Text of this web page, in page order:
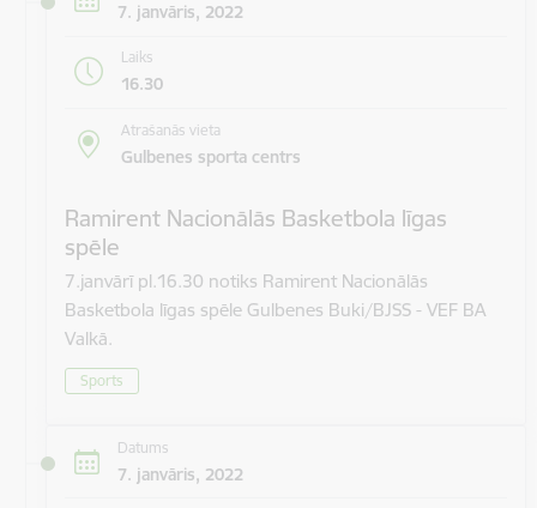
7. janvāris, 2022
Laiks
16.30
Atrašanās vieta
Gulbenes sporta centrs
Ramirent Nacionālās Basketbola līgas
spēle
7.janvārī pl.16.30 notiks Ramirent Nacionālās
Basketbola līgas spēle Gulbenes Buki/BJSS - VEF BA
Valkā.
Sports
Datums
7. janvāris, 2022